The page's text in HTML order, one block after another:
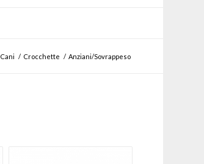
Cani / Crocchette / Anziani/Sovrappeso